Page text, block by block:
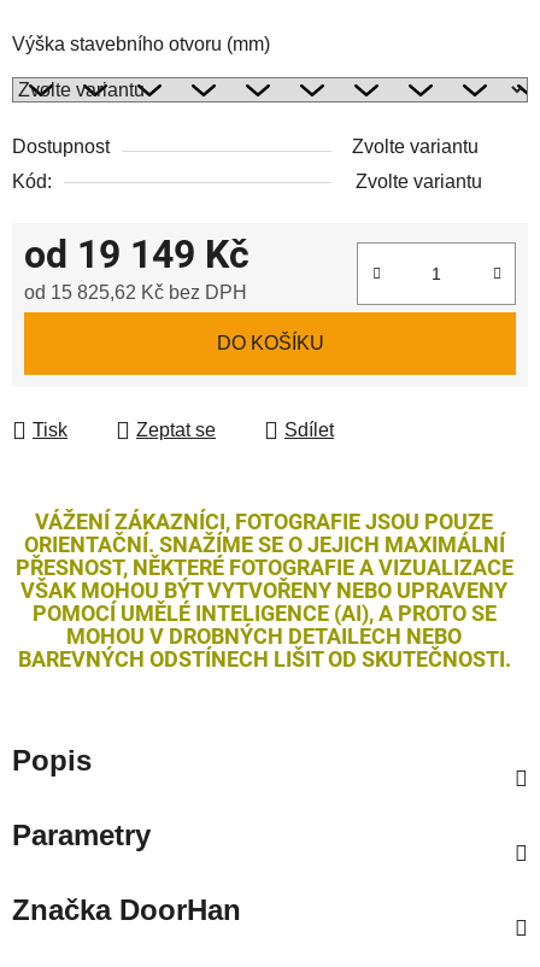
Výška stavebního otvoru (mm)
Dostupnost
Zvolte variantu
Kód:
Zvolte variantu
od 19 149 Kč
od 15 825,62 Kč bez DPH
DO KOŠÍKU
Tisk Zeptat se Sdílet
VÁŽENÍ ZÁKAZNÍCI, FOTOGRAFIE JSOU POUZE
ORIENTAČNÍ. SNAŽÍME SE O JEJICH MAXIMÁLNÍ
PŘESNOST, NĚKTERÉ FOTOGRAFIE A VIZUALIZACE
VŠAK MOHOU BÝT VYTVOŘENY NEBO UPRAVENY
POMOCÍ UMĚLÉ INTELIGENCE (AI), A PROTO SE
MOHOU V DROBNÝCH DETAILECH NEBO
BAREVNÝCH ODSTÍNECH LIŠIT OD SKUTEČNOSTI.
Popis
Parametry
ZnačkaDoorHan